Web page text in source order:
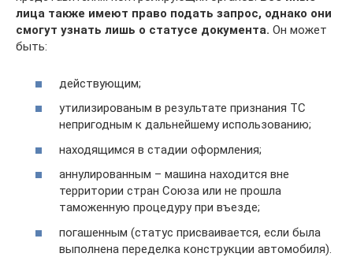
лица также имеют право подать запрос, однако они
смогут узнать лишь о статусе документа. Он может
быть:
действующим;
утилизированым в результате признания ТС
непригодным к дальнейшему использованию;
находящимся в стадии оформления;
аннулированным – машина находится вне
территории стран Союза или не прошла
таможенную процедуру при въезде;
погашенным (статус присваивается, если была
выполнена переделка конструкции автомобиля).